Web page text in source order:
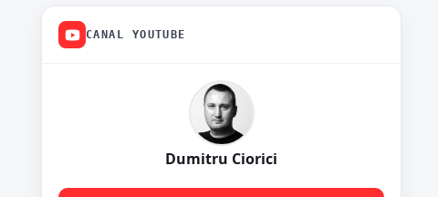
CANAL YOUTUBE
Dumitru Ciorici